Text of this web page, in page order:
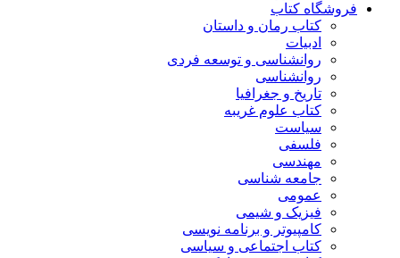
فروشگاه کتاب
کتاب رمان و داستان
ادبیات
روانشناسی و توسعه فردی
روانشناسی
تاریخ و جغرافیا
کتاب علوم غریبه
سیاست
فلسفی
مهندسی
جامعه شناسی
عمومی
فیزیک و شیمی
کامپیوتر و برنامه نویسی
کتاب اجتماعی و سیاسی